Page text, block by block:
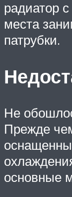
радиатор
места
патрубки.
Не
Прежде
основные